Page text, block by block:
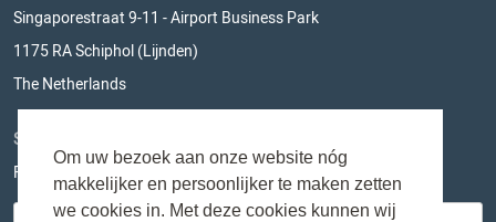
Om uw bezoek aan onze website nóg
makkelijker en persoonlijker te maken zetten
we cookies in. Met deze cookies kunnen wij
Singaporestraat 9-11 - Airport Business Park
1175 RA Schiphol (Lijnden)
The Netherlands
STAY UPDATED
Fill in you e-mailadress and never miss something again!